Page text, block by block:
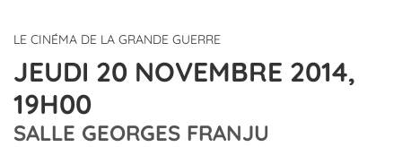
LE CINÉMA DE LA GRANDE GUERRE
JEUDI 20 NOVEMBRE 2014,
19H00
SALLE GEORGES FRANJU